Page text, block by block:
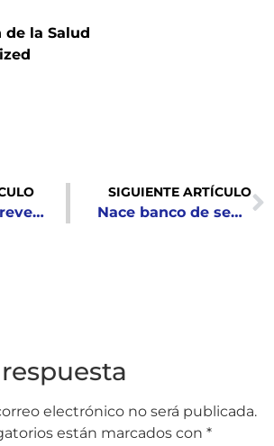
de la Salud
Juegos para prevenir la violencia
SIGUIENTE ARTÍCULO
Nace banco de semillas
electrónico no será publicada.
están marcados con *